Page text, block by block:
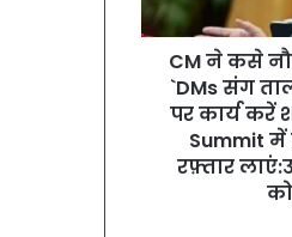
शा
CM ने कसे
`DMs संग
पर कार्य
Summit में
रफ़्तार